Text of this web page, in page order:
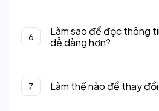
6
Làm sao để đọc thông
dễ dàng hơn?
7 Làm thế nào để thay